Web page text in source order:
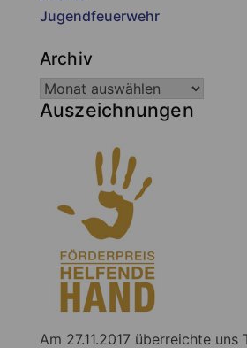
Jugendfeuerwehr
Archiv
Auszeichnungen
Am 27.11.2017 überreichte uns